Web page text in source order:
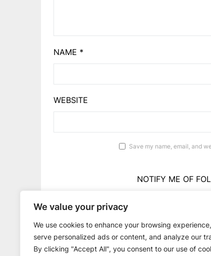
We value your privacy
We use cookies to enhance your browsing experience,
serve personalized ads or content, and analyze our
By clicking "Accept All", you consent to our use of
NAME *
WEBSITE
Save my name, email, and
NOTIFY ME OF
NOTIFY